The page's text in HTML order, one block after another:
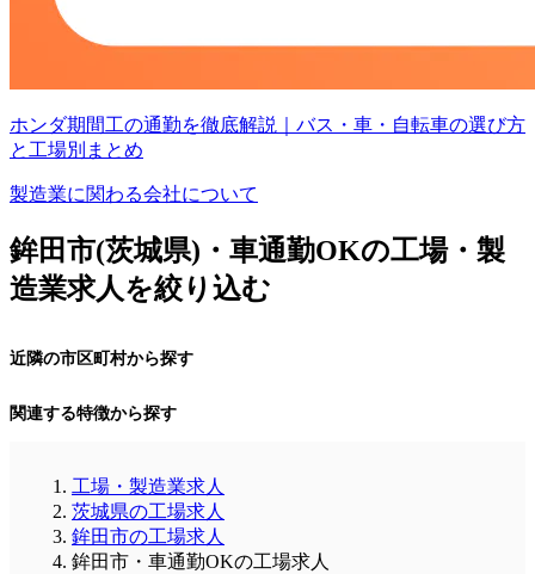
ホンダ期間工の通勤を徹底解説｜バス・車・自転車の選び方
と工場別まとめ
製造業に関わる会社について
鉾田市(茨城県)・車通勤OKの工場・製
造業求人を絞り込む
近隣の市区町村から探す
関連する特徴から探す
工場・製造業求人
茨城県の工場求人
鉾田市の工場求人
鉾田市・車通勤OKの工場求人